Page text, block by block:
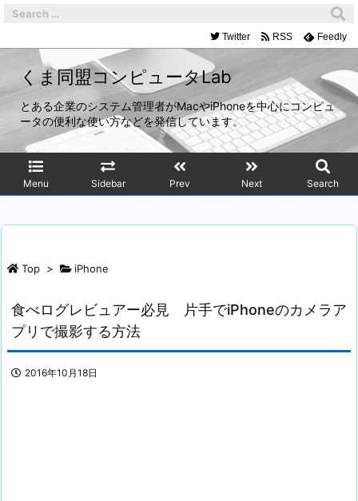
くま同盟コンピュータLab
とある企業のシステム管理者がMacやiPhoneを中心にコンピュ
ータの便利な使い方などを発信しています。
Menu Sidebar Prev Next Search
Twitter RSS Feedly
Top > iPhone
食べログレビュアー必見 片手でiPhoneのカメラア
プリで撮影する方法
2016年10月18日